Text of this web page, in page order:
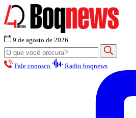
9 de agosto de 2026
Fale conosco Radio boqnews